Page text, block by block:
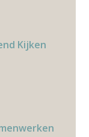
Kijken